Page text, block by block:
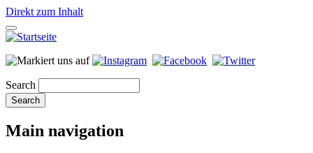
Direkt zum Inhalt
Search
Main navigation